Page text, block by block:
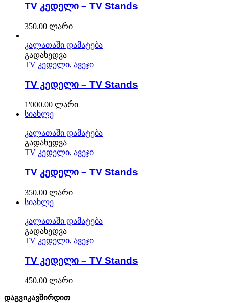
TV კედელი – TV Stands
350.00 ლარი
კალათაში დამატება
გადახედვა
TV კედელი, ავეჯი
TV კედელი – TV Stands
1'000.00 ლარი
სიახლე
კალათაში დამატება
გადახედვა
TV კედელი, ავეჯი
TV კედელი – TV Stands
350.00 ლარი
სიახლე
კალათაში დამატება
გადახედვა
TV კედელი, ავეჯი
TV კედელი – TV Stands
450.00 ლარი
დაგვიკავშირდით